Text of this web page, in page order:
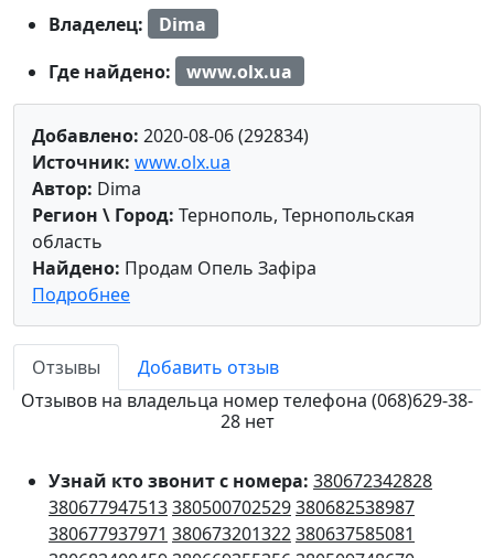
Владелец:
Dima
Где найдено:
www.olx.ua
Добавлено: 2020-08-06 (292834)
Источник: www.olx.ua
Автор: Dima
Регион \ Город: Тернополь, Тернопольская
область
Найдено: Продам Опель Зафіра
Подробнее
Отзывы
Добавить отзыв
Отзывов на владельца номер телефона (068)629-38-
28 нет
Узнай кто звонит с номера: 380672342828
380677947513380500702529380682538987
380677937971 380673201322380637585081